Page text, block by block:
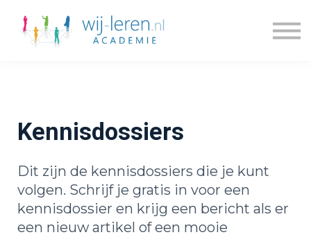
Kennisdossiers
Series
Inloggen
Kennisdossiers
Dit zijn de kennisdossiers die je kunt
volgen. Schrijf je gratis in voor een
kennisdossier en krijg een bericht als er
een nieuw artikel of een mooie